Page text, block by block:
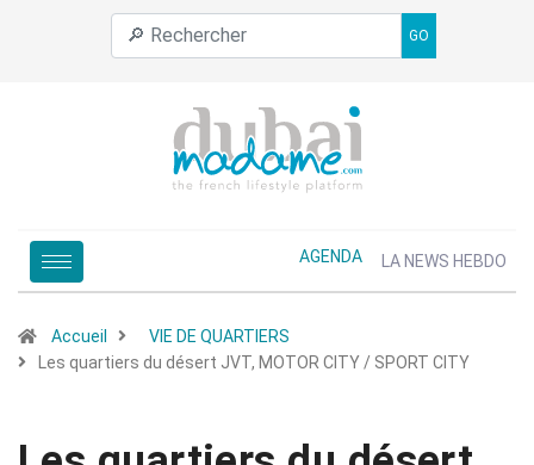
GO
AGENDA LA NEWS HEBDO
Accueil
VIE DE QUARTIERS
Les quartiers du désert JVT, MOTOR CITY / SPORT CITY